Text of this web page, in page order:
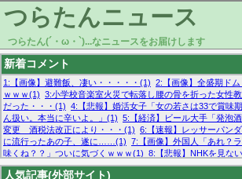
つらたんニュース
つらたん(´・ω・`)...なニュースをお届けします
新着コメント
1:【画像】避難飯、凄い・・・・・(1) 2:【画像】全盛期ド
ｗｗｗ(1) 3:小学校音楽室火災で転落し腰の骨を折った女性
だった・・・(1) 4:【悲報】婚活女子「女の若さは33で賞味
ん扱い。本当に辛いよ。」(1) 5:【経済】ビール大手「発泡
変更 酒税法改正により・・・(1) 6:【速報】レッサーパン
に流行ったあの子、遂に……(1) 7:【画像】外国人「あれ？
味くね？？」ついに気づくｗｗｗ(1) 8:【悲報】NHKを見な
る・・・(1) 9:欧州委員長「原発縮小は間違いでした」(1)
足、限界突破 52%「正社員も足りてません…」(1)
人気記事(外部サイト)